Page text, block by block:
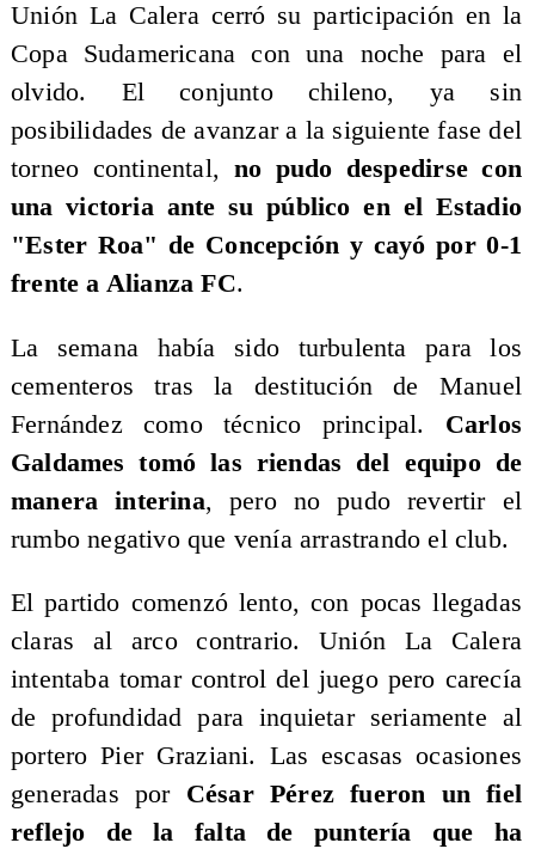
Unión La Calera cerró su participación en la
Copa Sudamericana con una noche para el
olvido. El conjunto chileno, ya sin
posibilidades de avanzar a la siguiente fase del
torneo continental, no pudo despedirse con
una victoria ante su público en el Estadio
"Ester Roa" de Concepción y cayó por 0-1
frente a Alianza FC.
La semana había sido turbulenta para los
cementeros tras la destitución de Manuel
Fernández como técnico principal. Carlos
Galdames tomó las riendas del equipo de
manera interina, pero no pudo revertir el
rumbo negativo que venía arrastrando el club.
El partido comenzó lento, con pocas llegadas
claras al arco contrario. Unión La Calera
intentaba tomar control del juego pero carecía
de profundidad para inquietar seriamente al
portero Pier Graziani. Las escasas ocasiones
generadas por César Pérez fueron un fiel
reflejo de la falta de puntería que ha